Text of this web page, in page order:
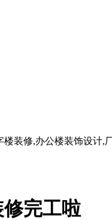
装修,办公楼装饰设计
完工啦